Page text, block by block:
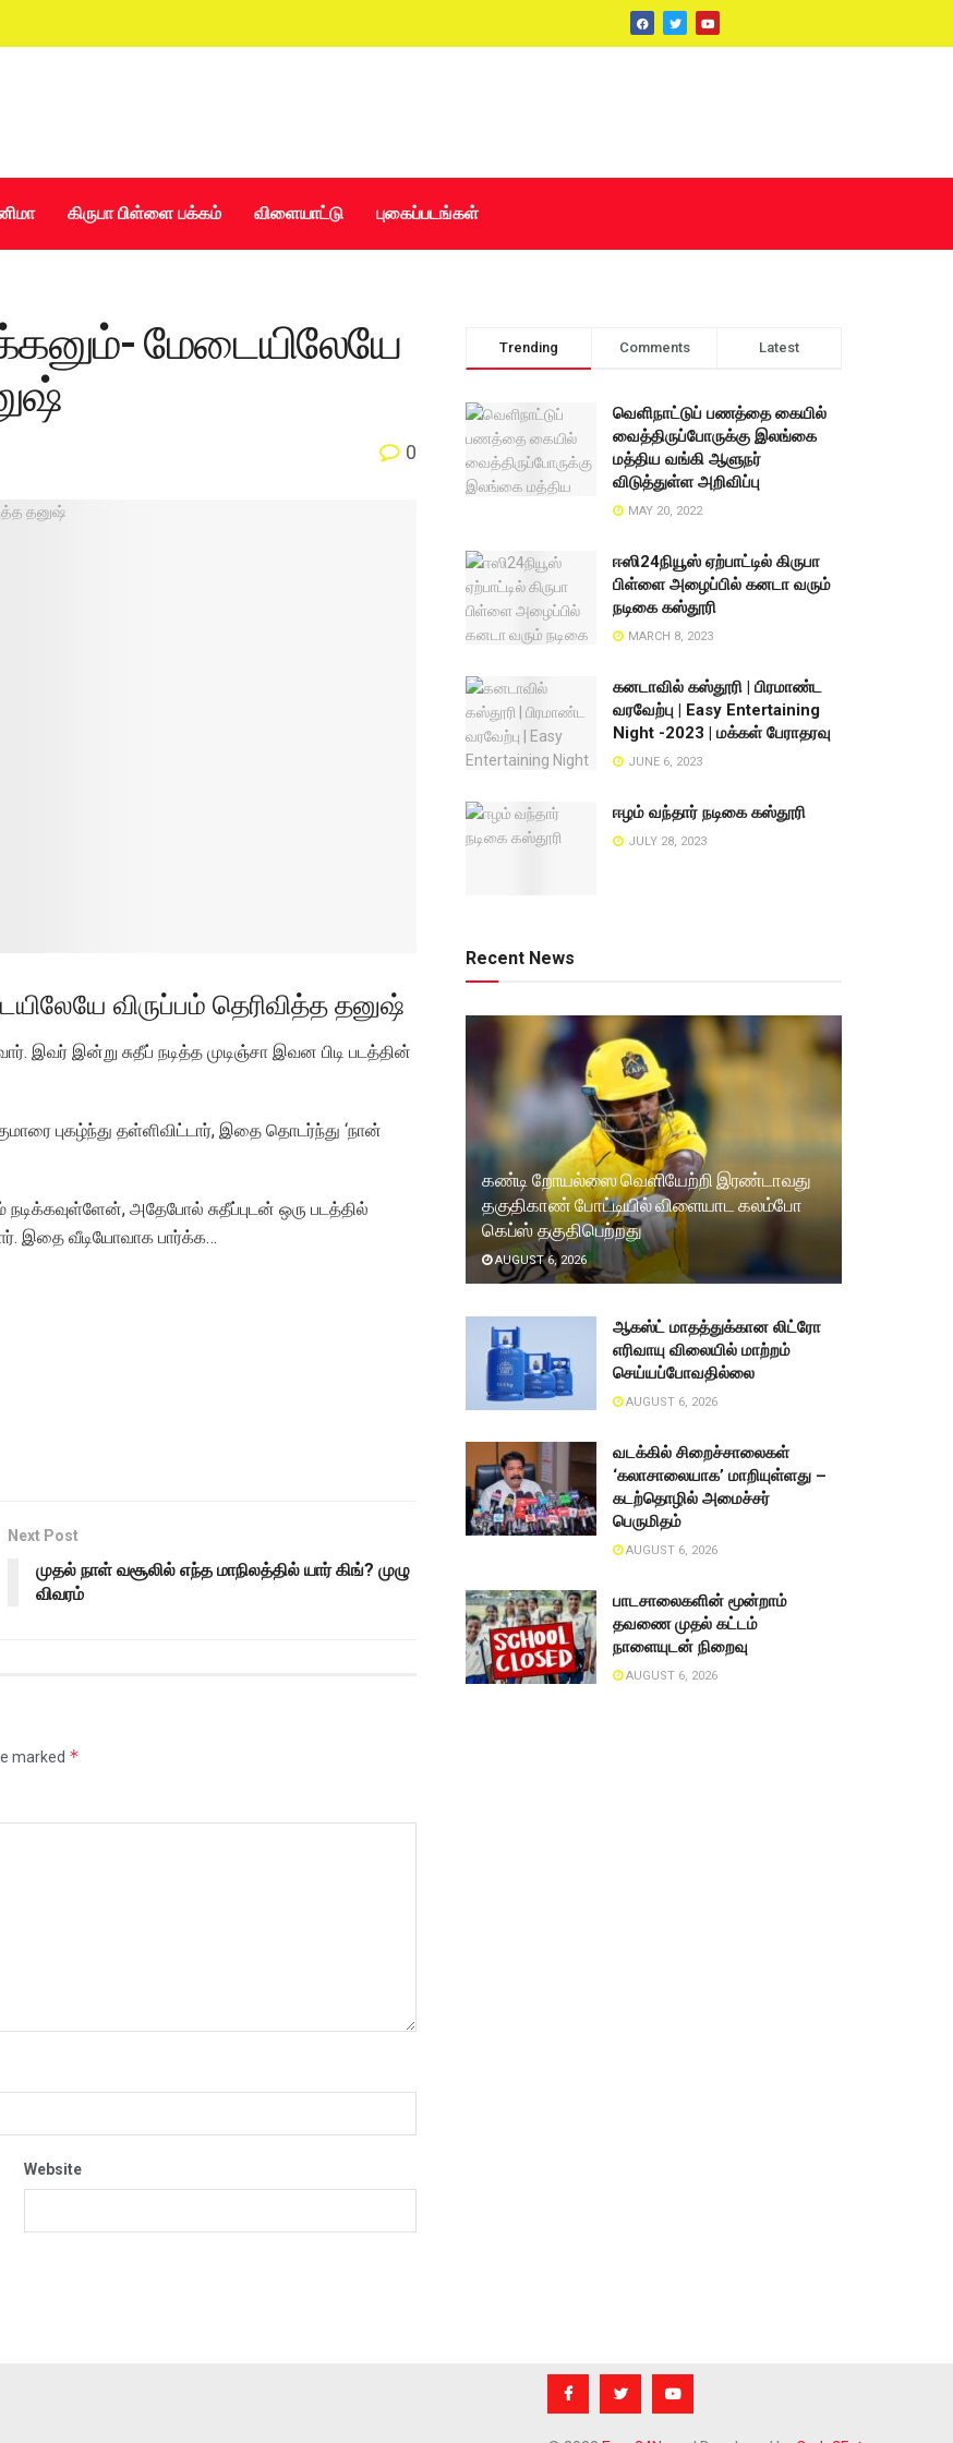
கிருபா பிள்ளை பக்கம் விளையாட்டு புகைப்படங்கள்
மேடையிலேயே
0
விருப்பம் தெரிவித்த தனுஷ்
இன்று சுதீப் நடித்த முடிஞ்சா இவன பிடி படத்தின்
புகழ்ந்து தள்ளிவிட்டார், இதை தொடர்ந்து ‘நான்
நடிக்கவுள்ளேன், அதேபோல் சுதீப்புடன் ஒரு படத்தில்
இதை வீடியோவாக பார்க்க…
Next Post
முதல் நாள் வசூலில் எந்த மாநிலத்தில் யார் கிங்? முழு
விவரம்
marked *
Website
Trending Comments Latest
வெளிநாட்டுப் பணத்தை கையில்
வைத்திருப்போருக்கு இலங்கை
மத்திய வங்கி ஆளுநர்
விடுத்துள்ள அறிவிப்பு
MAY 20, 2022
ஈஸி24நியூஸ் ஏற்பாட்டில் கிருபா
பிள்ளை அழைப்பில் கனடா வரும்
நடிகை கஸ்தூரி
MARCH 8, 2023
கனடாவில் கஸ்தூரி | பிரமாண்ட
வரவேற்பு | Easy Entertaining
Night -2023 | மக்கள் பேராதரவு
JUNE 6, 2023
ஈழம் வந்தார் நடிகை கஸ்தூரி
JULY 28, 2023
Recent News
கண்டி றோயல்ஸை வெளியேற்றி இரண்டாவது
தகுதிகாண் போட்டியில் விளையாட கலம்போ
கெப்ஸ் தகுதிபெற்றது
AUGUST 6, 2026
ஆகஸ்ட் மாதத்துக்கான லிட்ரோ
எரிவாயு விலையில் மாற்றம்
செய்யப்போவதில்லை
AUGUST 6, 2026
வடக்கில் சிறைச்சாலைகள்
‘கலாசாலையாக’ மாறியுள்ளது –
கடற்தொழில் அமைச்சர்
பெருமிதம்
AUGUST 6, 2026
பாடசாலைகளின் மூன்றாம்
தவணை முதல் கட்டம்
நாளையுடன் நிறைவு
AUGUST 6, 2026